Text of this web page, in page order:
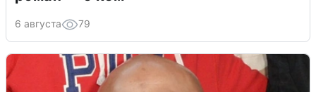
6 августа 79